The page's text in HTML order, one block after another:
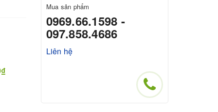
Mua sản phẩm
0969.66.1598 -
097.858.4686
Liên hệ